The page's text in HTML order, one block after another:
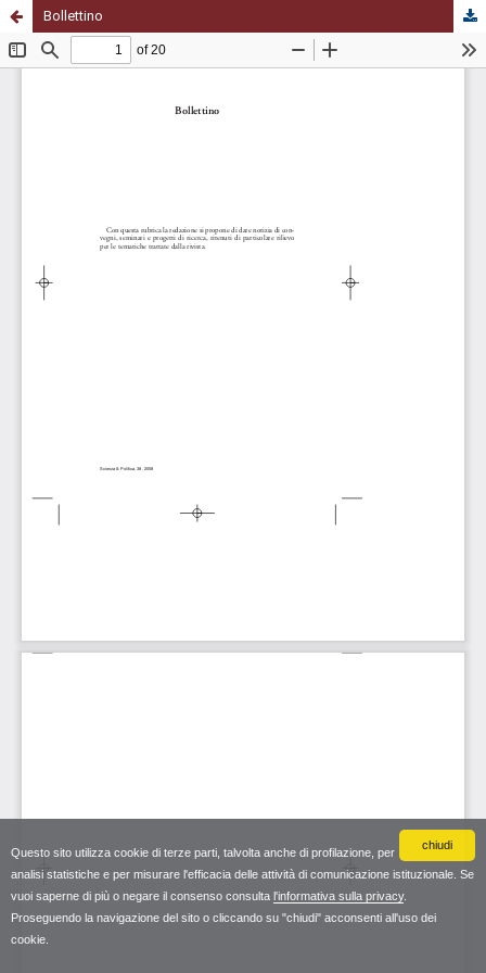
chiudi
Questo sito utilizza cookie di terze parti, talvolta anche di profilazione, per
analisi statistiche e per misurare l'efficacia delle attività di comunicazione istituzionale. Se
vuoi saperne di più o negare il consenso consulta l'informativa sulla privacy.
Proseguendo la navigazione del sito o cliccando su "chiudi" acconsenti all'uso dei
cookie.
Bollettino